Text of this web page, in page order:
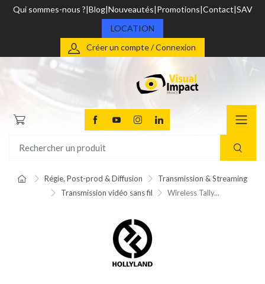
Qui sommes-nous ? Blog Nouveautés Promotions Contact SAV
LOCATION
Créer un compte / Connexion
Régie, Post-prod & Diffusion
Transmission & Streaming
Transmission vidéo sans fil
Wireless Tally...